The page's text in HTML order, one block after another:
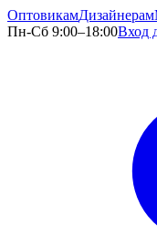
ОптовикамДизайнерам
Пн-Сб 9:00–18:00Вход